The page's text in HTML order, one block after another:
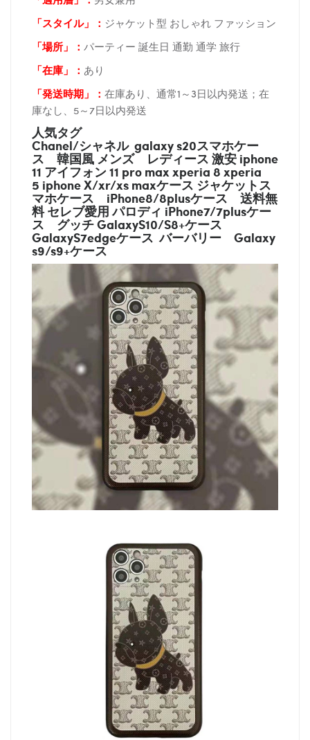
「スタイル」： ジャケット型 おしゃれ ファッション
「場所 」： パーティー 誕生日 通勤 通学 旅行
「在庫 」： あり
「発送時期 」： 在庫あり、通常1～3日以内発送；在
庫なし、5～7日以内発送
人気タグ
Chanel/シャネル galaxy s20スマホケー
ス 韓国風 メンズ レディース 激安 iphone
11 アイフォン 11 pro max xperia 8 xperia
5 iphone X/xr/xs maxケース ジャケットス
マホケース iPhone8/8plusケース 送料無
料 セレブ愛用 パロディ iPhone7/7plusケー
ス グッチGalaxyS10/S8+ケース
GalaxyS7edgeケース バーバリー Galaxy
s9/s9+ケース